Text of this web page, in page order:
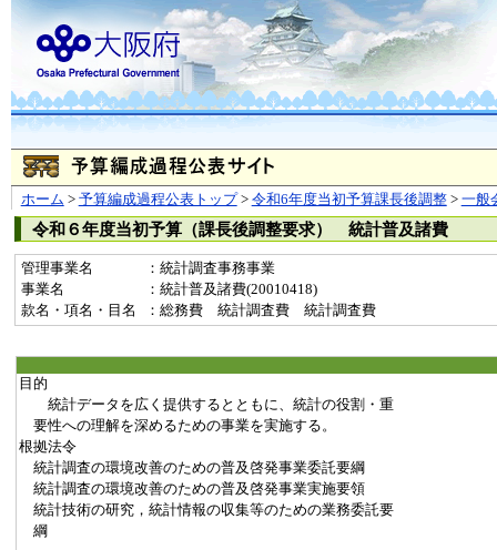
ホーム > 予算編成過程公表トップ> 令和6年度当初予算課長後調整> 一般
令和６年度当初予算（課長後調整要求） 統計普及諸費
管理事業名
：統計調査事務事業
事業名
：統計普及諸費(20010418)
款名・項名・目名
：総務費 統計調査費 統計調査費
目的
統計データを広く提供するとともに、統計の役割・重
要性への理解を深めるための事業を実施する。
根拠法令
統計調査の環境改善のための普及啓発事業委託要綱
統計調査の環境改善のための普及啓発事業実施要領
統計技術の研究，統計情報の収集等のための業務委託要
綱